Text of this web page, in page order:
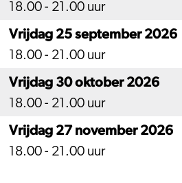
18.00 - 21.00 uur
Vrijdag 25 september 2026
18.00 - 21.00 uur
Vrijdag 30 oktober 2026
18.00 - 21.00 uur
Vrijdag 27 november 2026
18.00 - 21.00 uur